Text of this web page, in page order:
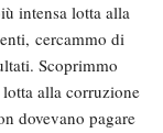
intensa lotta alla
cercammo di
Scoprimmo
alla corruzione
dovevano pagare